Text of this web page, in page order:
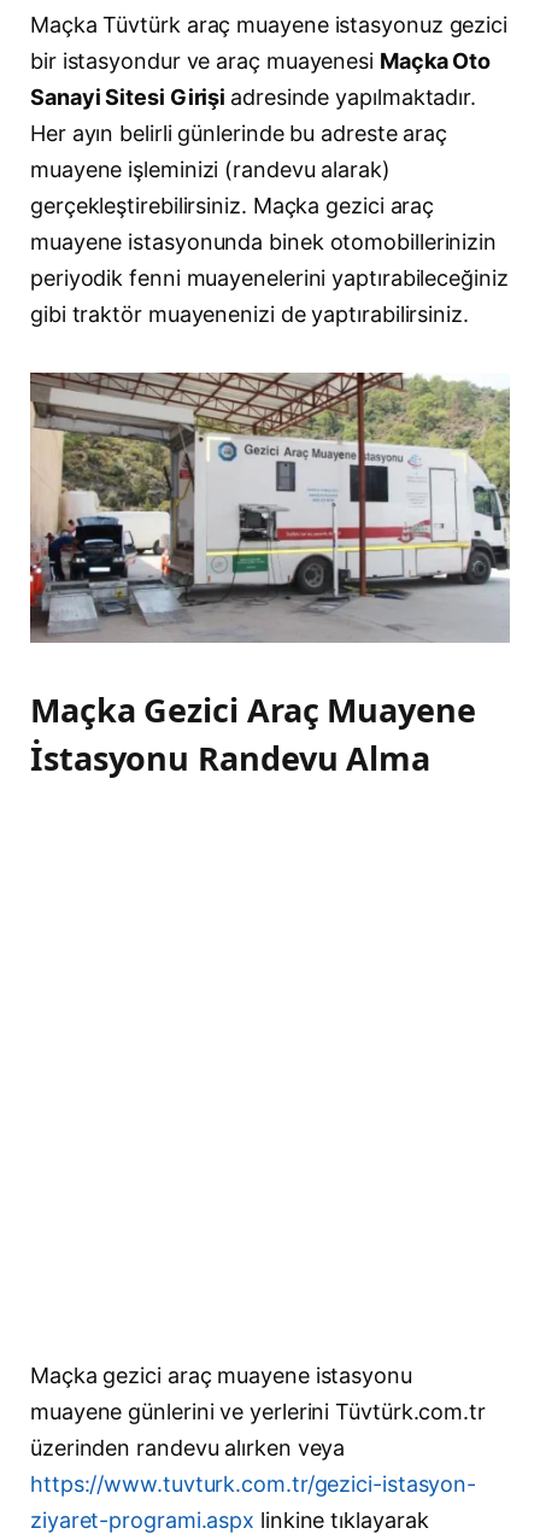
Maçka Tüvtürk araç muayene istasyonuz gezici
bir istasyondur ve araç muayenesi Maçka Oto
Sanayi Sitesi Girişi adresinde yapılmaktadır.
Her ayın belirli günlerinde bu adreste araç
muayene işleminizi (randevu alarak)
gerçekleştirebilirsiniz. Maçka gezici araç
muayene istasyonunda binek otomobillerinizin
periyodik fenni muayenelerini yaptırabileceğiniz
gibi traktör muayenenizi de yaptırabilirsiniz.
Maçka Gezici Araç Muayene
İstasyonu Randevu Alma
Maçka gezici araç muayene istasyonu
muayene günlerini ve yerlerini Tüvtürk.com.tr
üzerinden randevu alırken veya
https://www.tuvturk.com.tr/gezici-istasyon-
ziyaret-programi.aspx linkine tıklayarak